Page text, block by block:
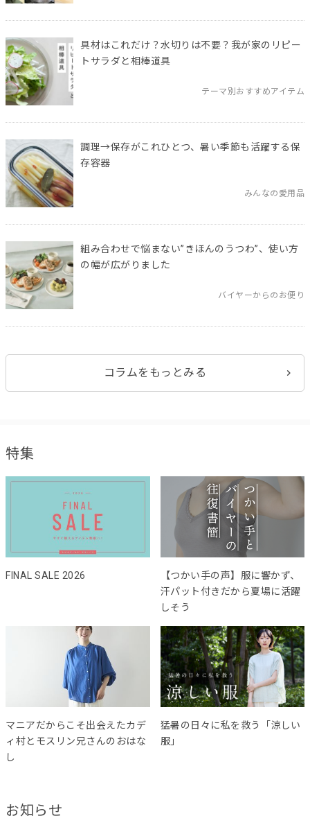
具材はこれだけ？水切りは不要？我が家のリピー
トサラダと相棒道具
テーマ別おすすめアイテム
調理→保存がこれひとつ、暑い季節も活躍する保
存容器
みんなの愛用品
組み合わせで悩まない”きほんのうつわ”、使い方
の幅が広がりました
バイヤーからのお便り
コラムをもっとみる
特集
FINAL SALE 2026
【つかい手の声】服に響かず、
汗パット付きだから夏場に活躍
しそう
マニアだからこそ出会えたカデ
ィ村とモスリン兄さんのおはな
し
猛暑の日々に私を救う「涼しい
服」
お知らせ